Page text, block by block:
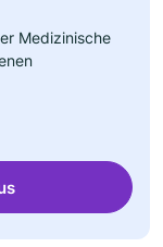
Medizinische